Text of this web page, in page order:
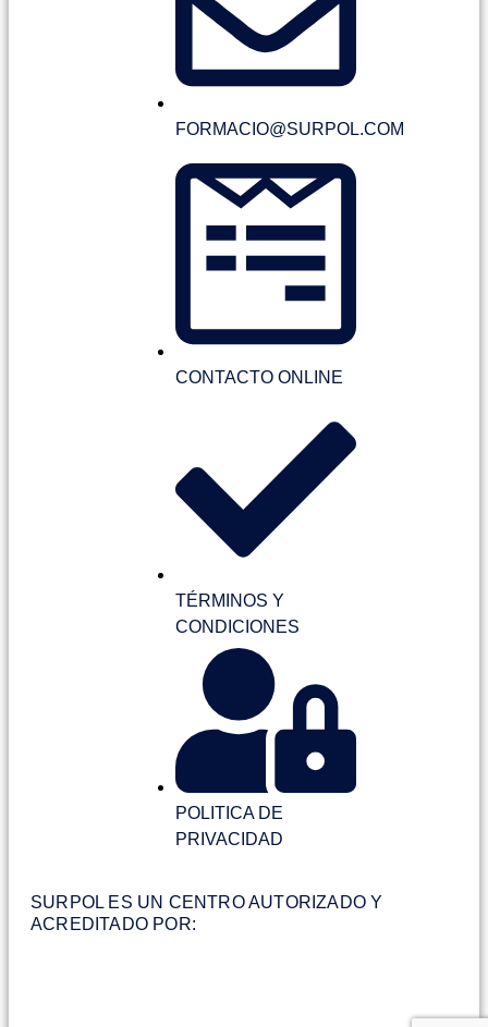
FORMACIO@SURPOL.COM
CONTACTO ONLINE
TÉRMINOS Y
CONDICIONES
POLITICA DE
PRIVACIDAD
SURPOL ES UN CENTRO AUTORIZADO Y
ACREDITADO POR: